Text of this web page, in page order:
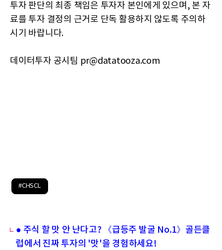
투자 판단의 최종 책임은 투자자 본인에게 있으며, 본 자
료를 투자 결정의 근거로 단독 활용하지 않도록 주의하
시기 바랍니다.
데이터투자 공시팀 pr@datatooza.com
#CHSCL
● 주식 할 맛 안 난다고? 《급등주 발굴 No.1》골든클
럽에서 진짜 투자의 '맛'을 경험하세요!